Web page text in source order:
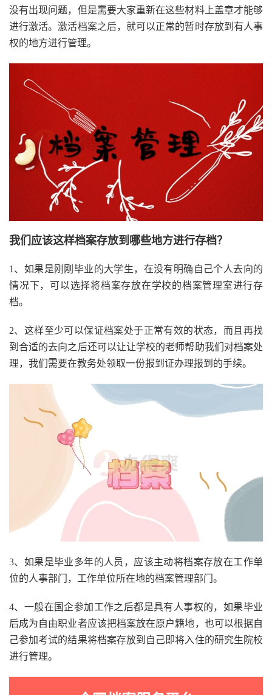
没有出现问题，但是需要大家重新在这些材料上盖章才能够
进行激活。激活档案之后，就可以正常的暂时存放到有人事
权的地方进行管理。
我们应该这样档案存放到哪些地方进行存档？
1、如果是刚刚毕业的大学生，在没有明确自己个人去向的
情况下，可以选择将档案存放在学校的档案管理室进行存
档。
2、这样至少可以保证档案处于正常有效的状态，而且再找
到合适的去向之后还可以让让学校的老师帮助我们对档案处
理，我们需要在教务处领取一份报到证办理报到的手续。
3、如果是毕业多年的人员，应该主动将档案存放在工作单
位的人事部门，工作单位所在地的档案管理部门。
4、一般在国企参加工作之后都是具有人事权的，如果毕业
后成为自由职业者应该把档案放在原户籍地，也可以根据自
己参加考试的结果将档案存放到自己即将入住的研究生院校
进行管理。